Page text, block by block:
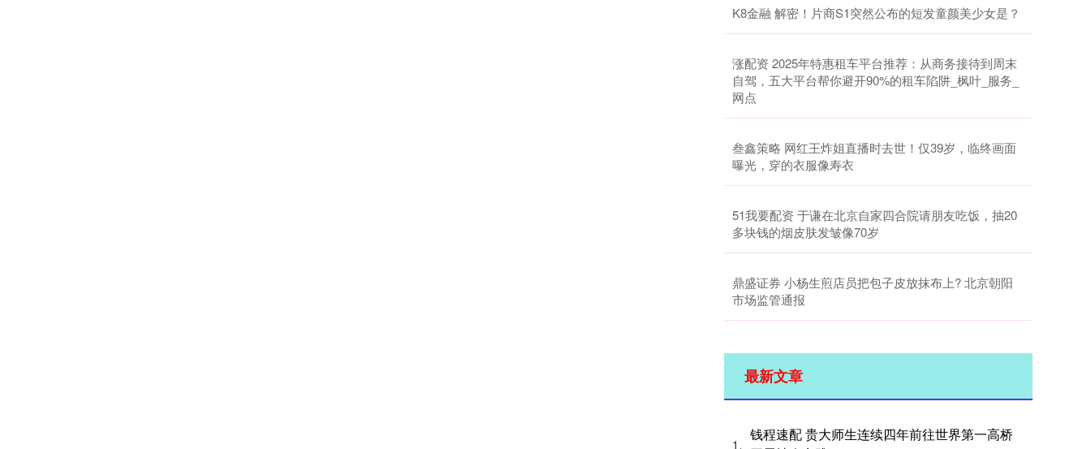
K8金融 解密！片商S1突然公布的短发童颜美少女是？
涨配资 2025年特惠租车平台推荐：从商务接待到周末
自驾，五大平台帮你避开90%的租车陷阱_枫叶_服务_
网点
叁鑫策略 网红王炸姐直播时去世！仅39岁，临终画面
曝光，穿的衣服像寿衣
51我要配资 于谦在北京自家四合院请朋友吃饭，抽20
多块钱的烟皮肤发皱像70岁
鼎盛证券 小杨生煎店员把包子皮放抹布上? 北京朝阳
市场监管通报
最新文章
1、
钱程速配 贵大师生连续四年前往世界第一高桥